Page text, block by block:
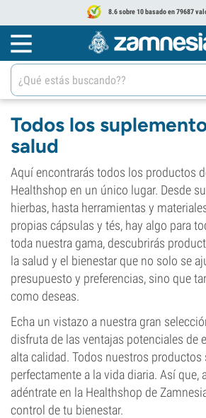
8.6 sobre 10 basado en 79687
Todos los
salud
Aquí encontrarás todos los productos
Healthshop en un único lugar. Desde
hierbas, hasta herramientas y
propias cápsulas y tés, hay algo para
toda nuestra gama, descubrirás
la salud y el bienestar que no solo se
presupuesto y preferencias, sino que
como deseas.
Echa un vistazo a nuestra gran
disfruta de las ventajas potenciales de
alta calidad. Todos nuestros productos
perfectamente a la vida diaria. Así que,
adéntrate en la Healthshop de
control de tu bienestar.